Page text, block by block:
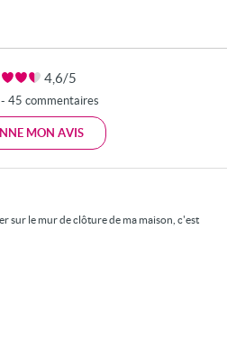
4,6/5
45 commentaires
MON AVIS
sur le mur de clôture de ma maison, c'est